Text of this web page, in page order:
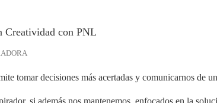
Creatividad con PNL
tomar decisiones más acertadas y comunicarnos de
si además nos mantenemos enfocados en la